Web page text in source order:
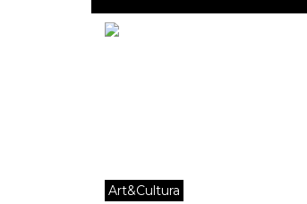
Art&Cultura